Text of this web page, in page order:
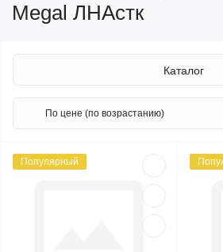
Megal ЛНАстк
Каталог
Популярный